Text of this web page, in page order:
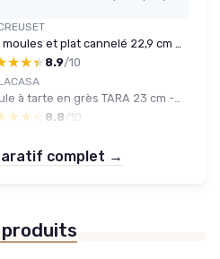
8.9/10
8.8 /10
complet →